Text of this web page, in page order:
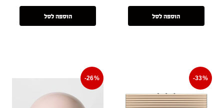
הוספה לסל הוספה לסל
-33%
-26%